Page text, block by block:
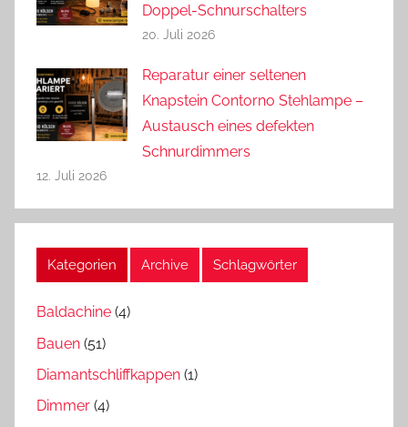
Doppel-Schnurschalters
20. Juli 2026
Reparatur einer seltenen
Knapstein Contorno Stehlampe –
Austausch eines defekten
Schnurdimmers
12. Juli 2026
Kategorien Archive Schlagwörter
Baldachine (4)
Bauen (51)
Diamantschliffkappen (1)
Dimmer (4)